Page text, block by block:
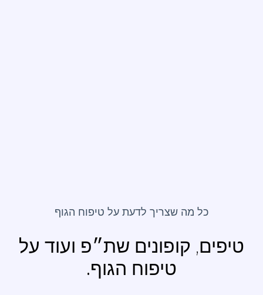
כל מה שצריך לדעת עלטיפוח הגוף
קופונים שת״פועוד על
טיפוח הגוף.